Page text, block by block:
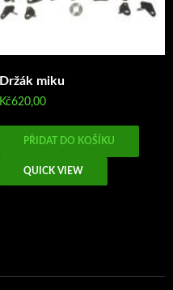
Držák miku
Kč620,00
PŘIDAT DO KOŠÍKU
QUICK VIEW